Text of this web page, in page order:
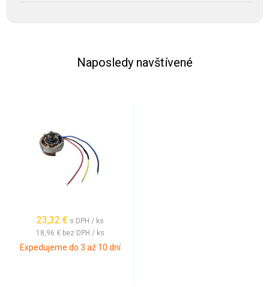
Naposledy navštívené
23,32 € s DPH / ks
18,96 € bez DPH / ks
Expedujeme do 3 až 10 dní